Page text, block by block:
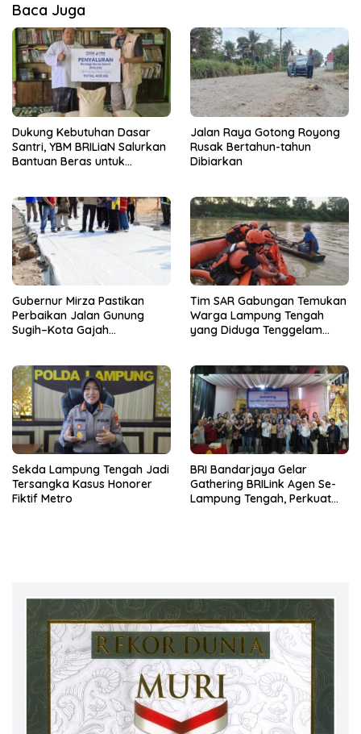
Baca Juga
Dukung Kebutuhan Dasar
Santri, YBM BRILiaN Salurkan
Bantuan Beras untuk
Jalan Raya Gotong Royong
Rusak Bertahun-tahun
Dibiarkan
Gubernur Mirza Pastikan
Perbaikan Jalan Gunung
Sugih–Kota Gajah
Tim SAR Gabungan Temukan
Warga Lampung Tengah
yang Diduga Tenggelam
Sekda Lampung Tengah Jadi
Tersangka Kasus Honorer
Fiktif Metro
BRI Bandarjaya Gelar
Gathering BRILink Agen Se-
Lampung Tengah, Perkuat